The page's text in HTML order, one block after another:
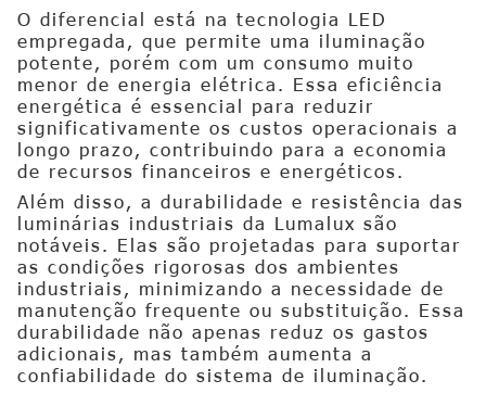
O diferencial está na tecnologia LED
empregada, que permite uma iluminação
potente, porém com um consumo muito
menor de energia elétrica. Essa eficiência
energética é essencial para reduzir
significativamente os custos operacionais a
longo prazo, contribuindo para a economia
de recursos financeiros e energéticos.
Além disso, a durabilidade e resistência das
luminárias industriais da Lumalux são
notáveis. Elas são projetadas para suportar
as condições rigorosas dos ambientes
industriais, minimizando a necessidade de
manutenção frequente ou substituição. Essa
durabilidade não apenas reduz os gastos
adicionais, mas também aumenta a
confiabilidade do sistema de iluminação.